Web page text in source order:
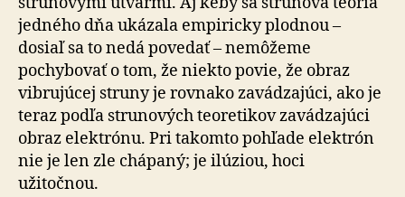
jedného dňa ukázala empiricky plodnou –
dosiaľ sa to nedá povedať – nemôžeme
pochybovať o tom, že niekto povie, že obraz
vibrujúcej struny je rovnako zavádzajúci, ako je
teraz podľa strunových teoretikov zavádzajúci
obraz elektrónu. Pri takomto pohľade elektrón
nie je len zle chápaný; je ilúziou, hoci
užitočnou.